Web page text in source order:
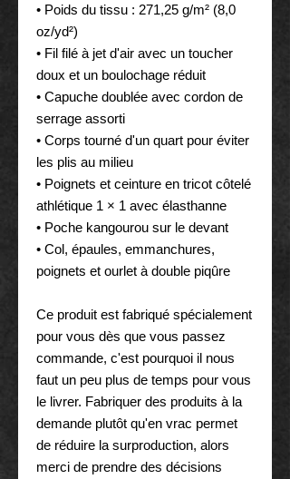
• Poids du tissu : 271,25 g/m² (8,0
oz/yd²)
• Fil filé à jet d'air avec un toucher
doux et un boulochage réduit
• Capuche doublée avec cordon de
serrage assorti
• Corps tourné d'un quart pour éviter
les plis au milieu
• Poignets et ceinture en tricot côtelé
athlétique 1 × 1 avec élasthanne
• Poche kangourou sur le devant
• Col, épaules, emmanchures,
poignets et ourlet à double piqûre
Ce produit est fabriqué spécialement
pour vous dès que vous passez
commande, c'est pourquoi il nous
faut un peu plus de temps pour vous
le livrer. Fabriquer des produits à la
demande plutôt qu'en vrac permet
de réduire la surproduction, alors
merci de prendre des décisions